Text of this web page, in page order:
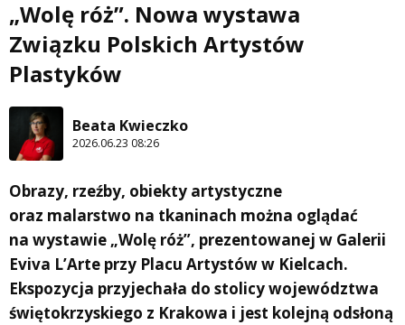
„Wolę róż”. Nowa wystawa
Związku Polskich Artystów
Plastyków
Beata Kwieczko
2026.06.23 08:26
Obrazy, rzeźby, obiekty artystyczne
oraz malarstwo na tkaninach można oglądać
na wystawie „Wolę róż”, prezentowanej w Galerii
Eviva L’Arte przy Placu Artystów w Kielcach.
Ekspozycja przyjechała do stolicy województwa
świętokrzyskiego z Krakowa i jest kolejną odsłoną